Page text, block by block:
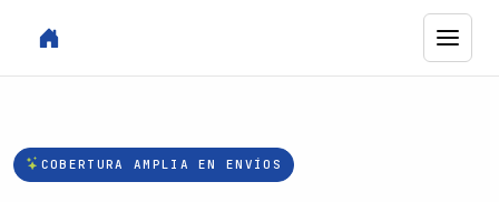
COBERTURA AMPLIA EN ENVÍOS